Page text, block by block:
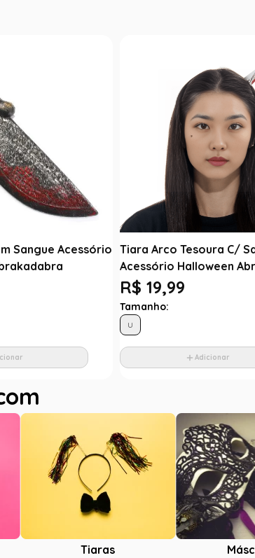
Sangue Acessório Tiara Arco Tesoura C/
Acessório Halloween
R$ 19,99
Tamanho:
U
Adicionar
Tiaras